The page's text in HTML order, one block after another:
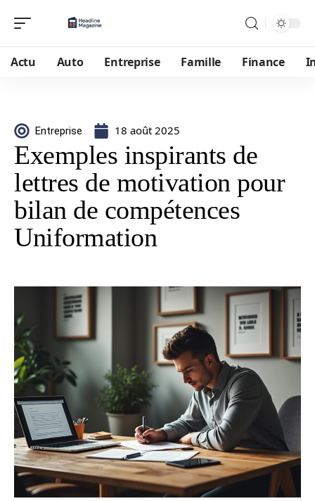
Actu Auto Entreprise Famille Finance
Entreprise 18 août 2025
Exemples inspirants de
lettres de motivation pour
bilan de compétences
Uniformation